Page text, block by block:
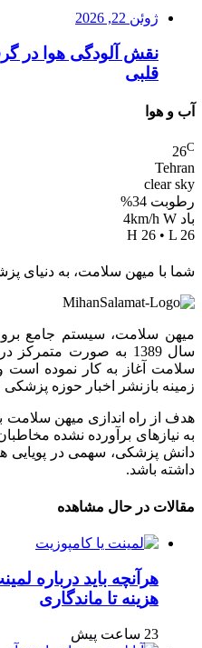
ژوئن 22, 2026
نقش آلودگی هوا در
قلبی
آب و هوا
26C
Tehran
clear sky
رطوبت 34%
باد 4km/h W
H 26 • L 26
شما با میهن سلامت، به دنیای
میهن سلامت، سیستم جامع
سال 1389 به صورت
سلامت آغاز به کار نموده
زمینه بازنشر اخبار حوزه
هدف از راه اندازی میهن سلامت
به نیازهای برآورده نشده
دانش پزشکی، سهمی در پویایی
داشته باشد.
مقالات در حال مشاهده
هرآنچه باید درباره
هزینه تا ماندگاری
23 ساعت پیش